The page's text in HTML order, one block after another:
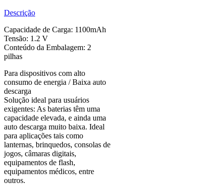
Descrição
Capacidade de Carga: 1100mAh
Tensão: 1.2 V
Conteúdo da Embalagem: 2
pilhas
Para dispositivos com alto
consumo de energia / Baixa auto
descarga
Solução ideal para usuários
exigentes: As baterias têm uma
capacidade elevada, e ainda uma
auto descarga muito baixa. Ideal
para aplicações tais como
lanternas, brinquedos, consolas de
jogos, câmaras digitais,
equipamentos de flash,
equipamentos médicos, entre
outros.